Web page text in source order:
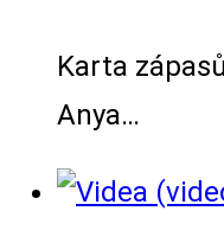
Karta
Anya…